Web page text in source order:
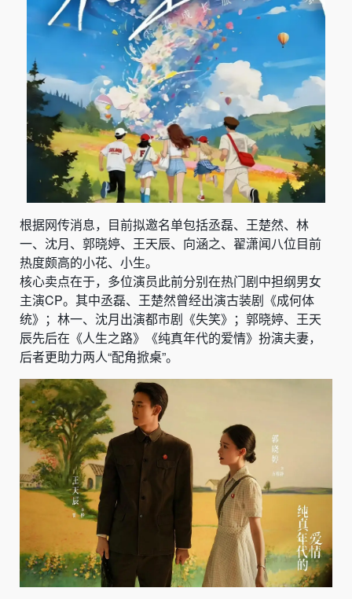
根据网传消息，目前拟邀名单包括丞磊、王楚然、林
一、沈月、郭晓婷、王天辰、向涵之、翟潇闻八位目前
热度颇高的小花、小生。
核心卖点在于，多位演员此前分别在热门剧中担纲男女
主演CP。其中丞磊、王楚然曾经出演古装剧《成何体
统》；林一、沈月出演都市剧《失笑》；郭晓婷、王天
辰先后在《人生之路》《纯真年代的爱情》扮演夫妻，
后者更助力两人“配角掀桌”。